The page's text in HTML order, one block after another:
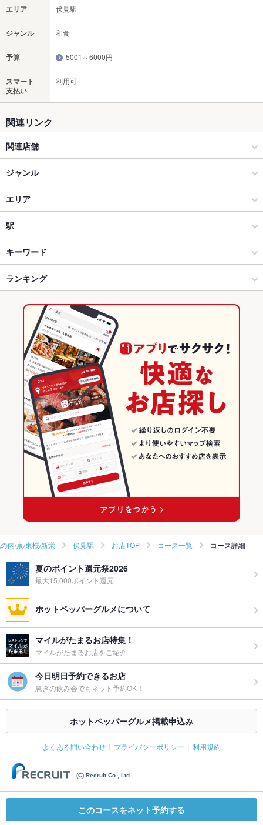
エリア 伏見駅
ジャンル 和食
予算 5001～6000円
スマート
支払い
利用可
関連リンク
関連店舗
韓国美料理 チェゴチキン栄店
串の鬼ひげ 伏見店
九州料理 博多虎次郎 伏見店
炭いぶし極上サムギョプサル テジワン
メイサンロマンス
八海山越後屋 名古屋店
九州料理 博多赤虎 名古屋店
BASARA 名古屋店
十勝精肉 名古屋店
おばんざい割烹 茂治 名古屋店
ジャンル
和食
和食全般
日本料理・懐石・割烹
栄ｷﾀ錦/伏見丸の内/泉/東桜/新栄 × 和食
栄ｷﾀ錦/伏見丸の内/泉/東桜/新栄 × 和食全般
栄ｷﾀ錦/伏見丸の内/泉/東桜/新栄 × 日本料理・懐石・割烹
伏見駅 × 和食
伏見駅 × 和食全般
伏見駅 × 日本料理・懐石・割烹
エリア
伏見駅
伏見駅 × 和食
伏見駅 × 和食全般
伏見駅 × 日本料理・懐石・割烹
愛知 × 和食
愛知 × 和食全般
愛知 × 日本料理・懐石・割烹
駅
栄駅
伏見駅
丸の内駅
キーワード
からあげ
ランキング
愛知のグルメランキング
愛知の和食ランキング
栄ｷﾀ錦/伏見丸の内/泉/東桜/新栄のグルメランキング
栄ｷﾀ錦/伏見丸の内/泉/東桜/新栄の和食ランキング
伏見駅のグルメランキング
伏見駅の和食ランキング
内/泉/東桜/新栄 伏見駅 お店TOP コース一覧 コース詳細
夏のポイント還元祭2026
最大15,000ポイント還元
ホットペッパーグルメについて
マイルがたまるお店特集！
マイルがたまるお店をご紹介
今日明日予約できるお店
急ぎの飲み会でもネット予約OK！
ホットペッパーグルメ掲載申込み
よくある問い合わせ プライバシーポリシー 利用規約
(C) Recruit Co., Ltd.
このコースをネット予約する